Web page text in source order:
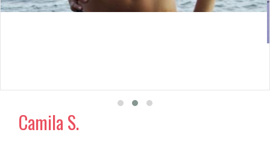
Camila S.